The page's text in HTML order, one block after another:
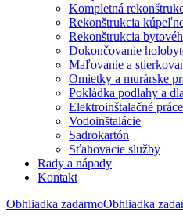
Kompletná
Rekonštrukcia
Rekonštrukcia
Dokončovanie
Maľovanie a
Omietky a murárske
Pokládka podlahy a
Elektroinštalačné práce
Vodoinštalácie
Sadrokartón
Sťahovacie služby
Rady a nápady
Kontakt
Obhliadka zadarmoObhliadka